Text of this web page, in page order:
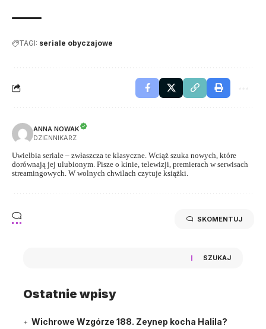
TAGI: seriale obyczajowe
ANNA NOWAK
DZIENNIKARZ
Uwielbia seriale – zwłaszcza te klasyczne. Wciąż szuka nowych, które
dorównają jej ulubionym. Pisze o kinie, telewizji, premierach w serwisach
streamingowych. W wolnych chwilach czytuje książki.
SKOMENTUJ
SZUKAJ
Ostatnie wpisy
Wichrowe Wzgórze 188. Zeynep kocha Halila?